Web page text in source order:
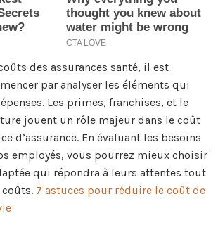
des assurances santé, il est
par analyser les éléments qui
Les primes, franchises, et le
jouent un rôle majeur dans le coût
d’assurance. En évaluant les besoins
employés, vous pourrez mieux choisir
qui répondra à leurs attentes tout
7 astuces pour réduire le coût de